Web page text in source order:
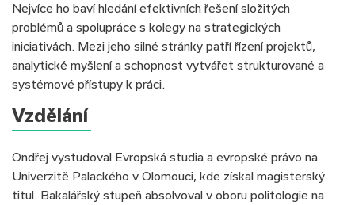
Nejvíce ho baví hledání efektivních řešení složitých
problémů a spolupráce s kolegy na strategických
iniciativách. Mezi jeho silné stránky patří řízení projektů,
analytické myšlení a schopnost vytvářet strukturované a
systémové přístupy k práci.
Vzdělání
Ondřej vystudoval Evropská studia a evropské právo na
Univerzitě Palackého v Olomouci, kde získal magisterský
titul. Bakalářský stupeň absolvoval v oboru politologie na